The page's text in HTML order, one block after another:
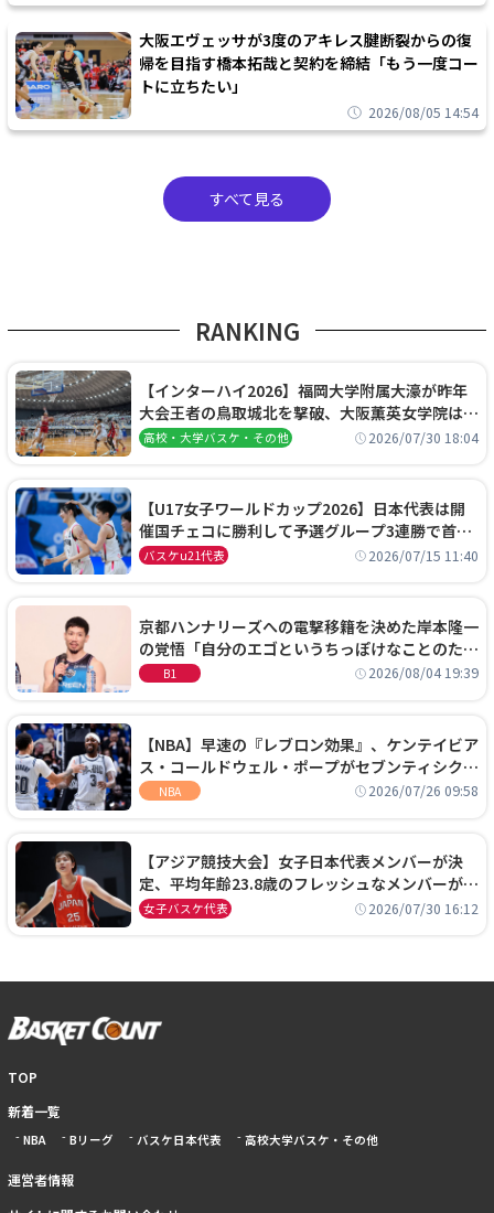
大阪エヴェッサが3度のアキレス腱断裂からの復
帰を目指す橋本拓哉と契約を締結「もう一度コー
トに立ちたい」
2026/08/05 14:54
すべて見る
RANKING
【インターハイ2026】福岡大学附属大濠が昨年
大会王者の鳥取城北を撃破、大阪薫英女学院は岐
阜女子に完勝、大会3日目試合結果
高校・大学バスケ・その他 2026/07/30 18:04
【U17女子ワールドカップ2026】日本代表は開
催国チェコに勝利して予選グループ3連勝で首位
通過！準々決勝の相手はエジプトに決定
バスケu21代表 2026/07/15 11:40
京都ハンナリーズへの電撃移籍を決めた岸本隆一
の覚悟「自分のエゴというちっぽけなことのため
に、京都に来たわけではない」
B1 2026/08/04 19:39
【NBA】早速の『レブロン効果』、ケンテイビア
ス・コールドウェル・ポープがセブンティシクサ
ーズに1年契約で加入
NBA 2026/07/26 09:58
【アジア競技大会】女子日本代表メンバーが決
定、平均年齢23.8歳のフレッシュなメンバーが日
本開催の大舞台で頂点を狙う
女子バスケ代表 2026/07/30 16:12
TOP
新着一覧
NBA Bリーグ バスケ日本代表 高校大学バスケ・その他
運営者情報